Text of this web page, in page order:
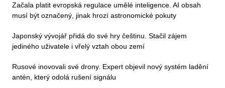
Začala platit evropská regulace umělé inteligence. AI obsah
musí být označený, jinak hrozí astronomické pokuty
Japonský vývojář přidá do své hry češtinu. Stačil zájem
jediného uživatele i vřelý vztah obou zemí
Rusové inovovali své drony. Expert objevil nový systém ladění
antén, který odolá rušení signálu